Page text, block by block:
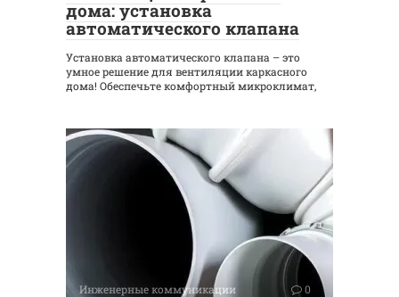
дома: установка
автоматического клапана
Установка автоматического клапана – это
умное решение для вентиляции каркасного
дома! Обеспечьте комфортный микроклимат,
Инженерные коммуникации 0